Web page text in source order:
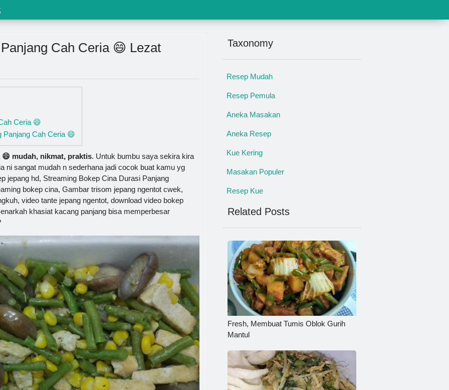
Cah Ceria 😄 Lezat
Ceria 😄
Cah Ceria 😄
😄 mudah, nikmat, praktis. Untuk bumbu saya sekira kira
ni sangat mudah n sederhana jadi cocok buat kamu yg
jepang hd, Streaming Bokep Cina Durasi Panjang
bokep cina, Gambar trisom jepang ngentot cwek,
video tante jepang ngentot, download video bokep
khasiat kacang panjang bisa memperbesar
Taxonomy
Resep Mudah
Resep Pemula
Aneka Masakan
Aneka Resep
Kue Kering
Masakan Populer
Resep Kue
Related Posts
Fresh, Membuat Tumis Oblok Gurih
Mantul